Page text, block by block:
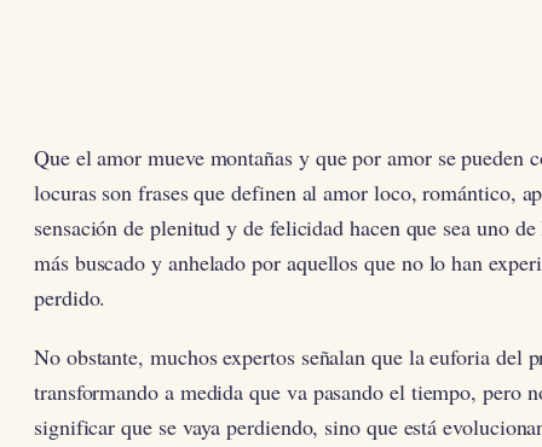
Que el amor mueve montañas y que por amor se pueden
locuras son frases que definen al amor loco, romántico,
sensación de plenitud y de felicidad hacen que sea uno
más buscado y anhelado por aquellos que no lo han
perdido.
No obstante, muchos expertos señalan que la euforia del
transformando a medida que va pasando el tiempo, pero
significar que se vaya perdiendo, sino que está